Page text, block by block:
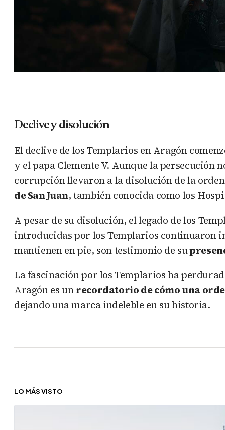
Declive y disolución
El declive de los Templarios en Aragón
y el papa Clemente V. Aunque la persecución
corrupción llevaron a la disolución de la
de San Juan, también conocida como los
A pesar de su disolución, el legado de los
introducidas por los Templarios continuaron
mantienen en pie, son testimonio de su
La fascinación por los Templarios ha
Aragón es unrecordatorio de cómo una
dejando una marca indeleble en su historia.
LO MÁS VISTO